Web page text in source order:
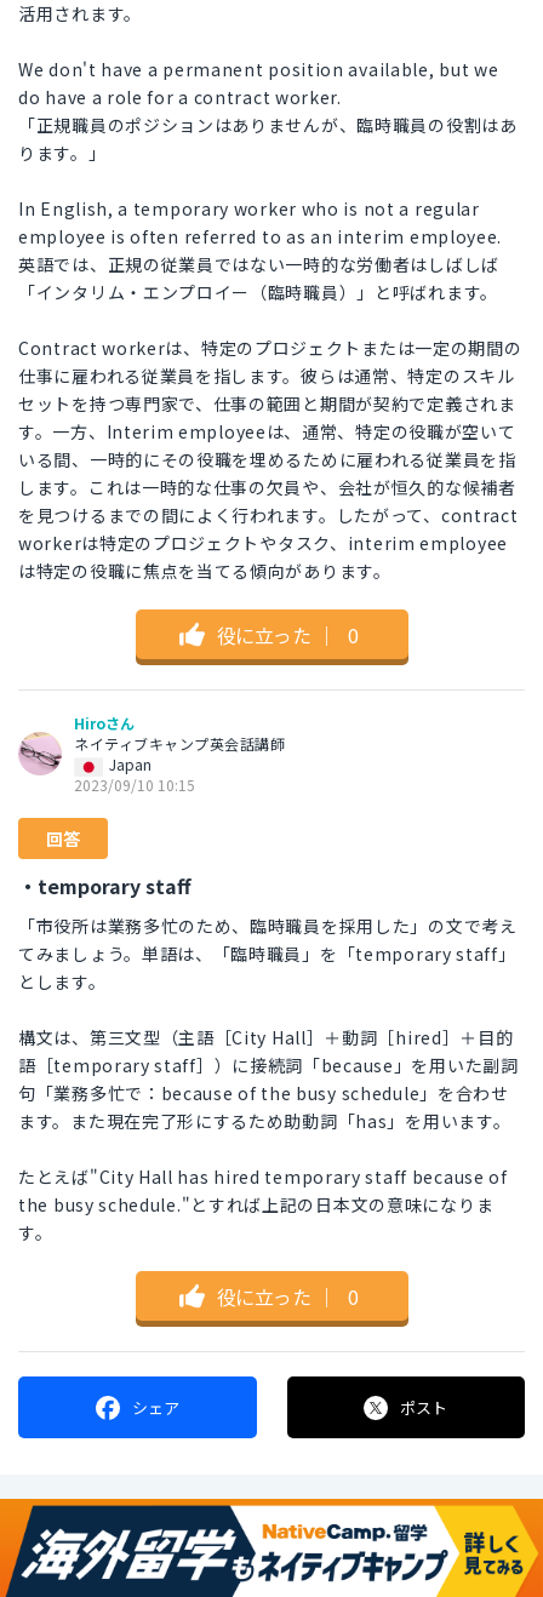
活用されます。
We don't have a permanent position available, but we
do have a role for a contract worker.
「正規職員のポジションはありませんが、臨時職員の役割はあ
ります。」
In English, a temporary worker who is not a regular
employee is often referred to as an interim employee.
英語では、正規の従業員ではない一時的な労働者はしばしば
「インタリム・エンプロイー（臨時職員）」と呼ばれます。
Contract workerは、特定のプロジェクトまたは一定の期間の
仕事に雇われる従業員を指します。彼らは通常、特定のスキル
セットを持つ専門家で、仕事の範囲と期間が契約で定義されま
す。一方、Interim employeeは、通常、特定の役職が空いて
いる間、一時的にその役職を埋めるために雇われる従業員を指
します。これは一時的な仕事の欠員や、会社が恒久的な候補者
を見つけるまでの間によく行われます。したがって、contract
workerは特定のプロジェクトやタスク、interim employee
は特定の役職に焦点を当てる傾向があります。
役に立った ｜ 0
Hiroさん
ネイティブキャンプ英会話講師
Japan
2023/09/10 10:15
回答
・temporary staff
「市役所は業務多忙のため、臨時職員を採用した」の文で考え
てみましょう。単語は、「臨時職員」を「temporary staff」
とします。
構文は、第三文型（主語［City Hall］＋動詞［hired］＋目的
語［temporary staff］）に接続詞「because」を用いた副詞
句「業務多忙で：because of the busy schedule」を合わせ
ます。また現在完了形にするため助動詞「has」を用います。
たとえば"City Hall has hired temporary staff because of
the busy schedule."とすれば上記の日本文の意味になりま
す。
役に立った ｜ 0
シェア ポスト